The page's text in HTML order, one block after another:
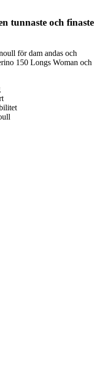
tunnaste och finaste
för dam andas och
150 Longs Woman och